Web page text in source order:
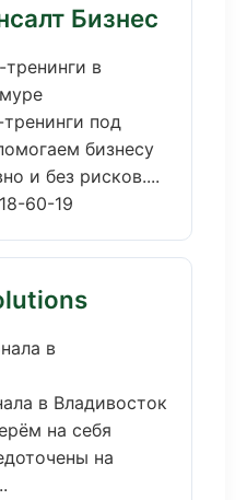
Бизнес
в
под
бизнесу
и без рисков....
60-19
в
в Владивосток
на себя
на